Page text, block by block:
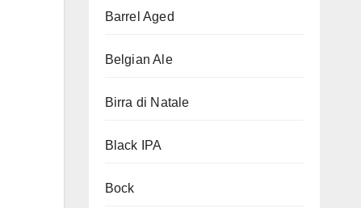
Barrel Aged
Belgian Ale
Birra di Natale
Black IPA
Bock